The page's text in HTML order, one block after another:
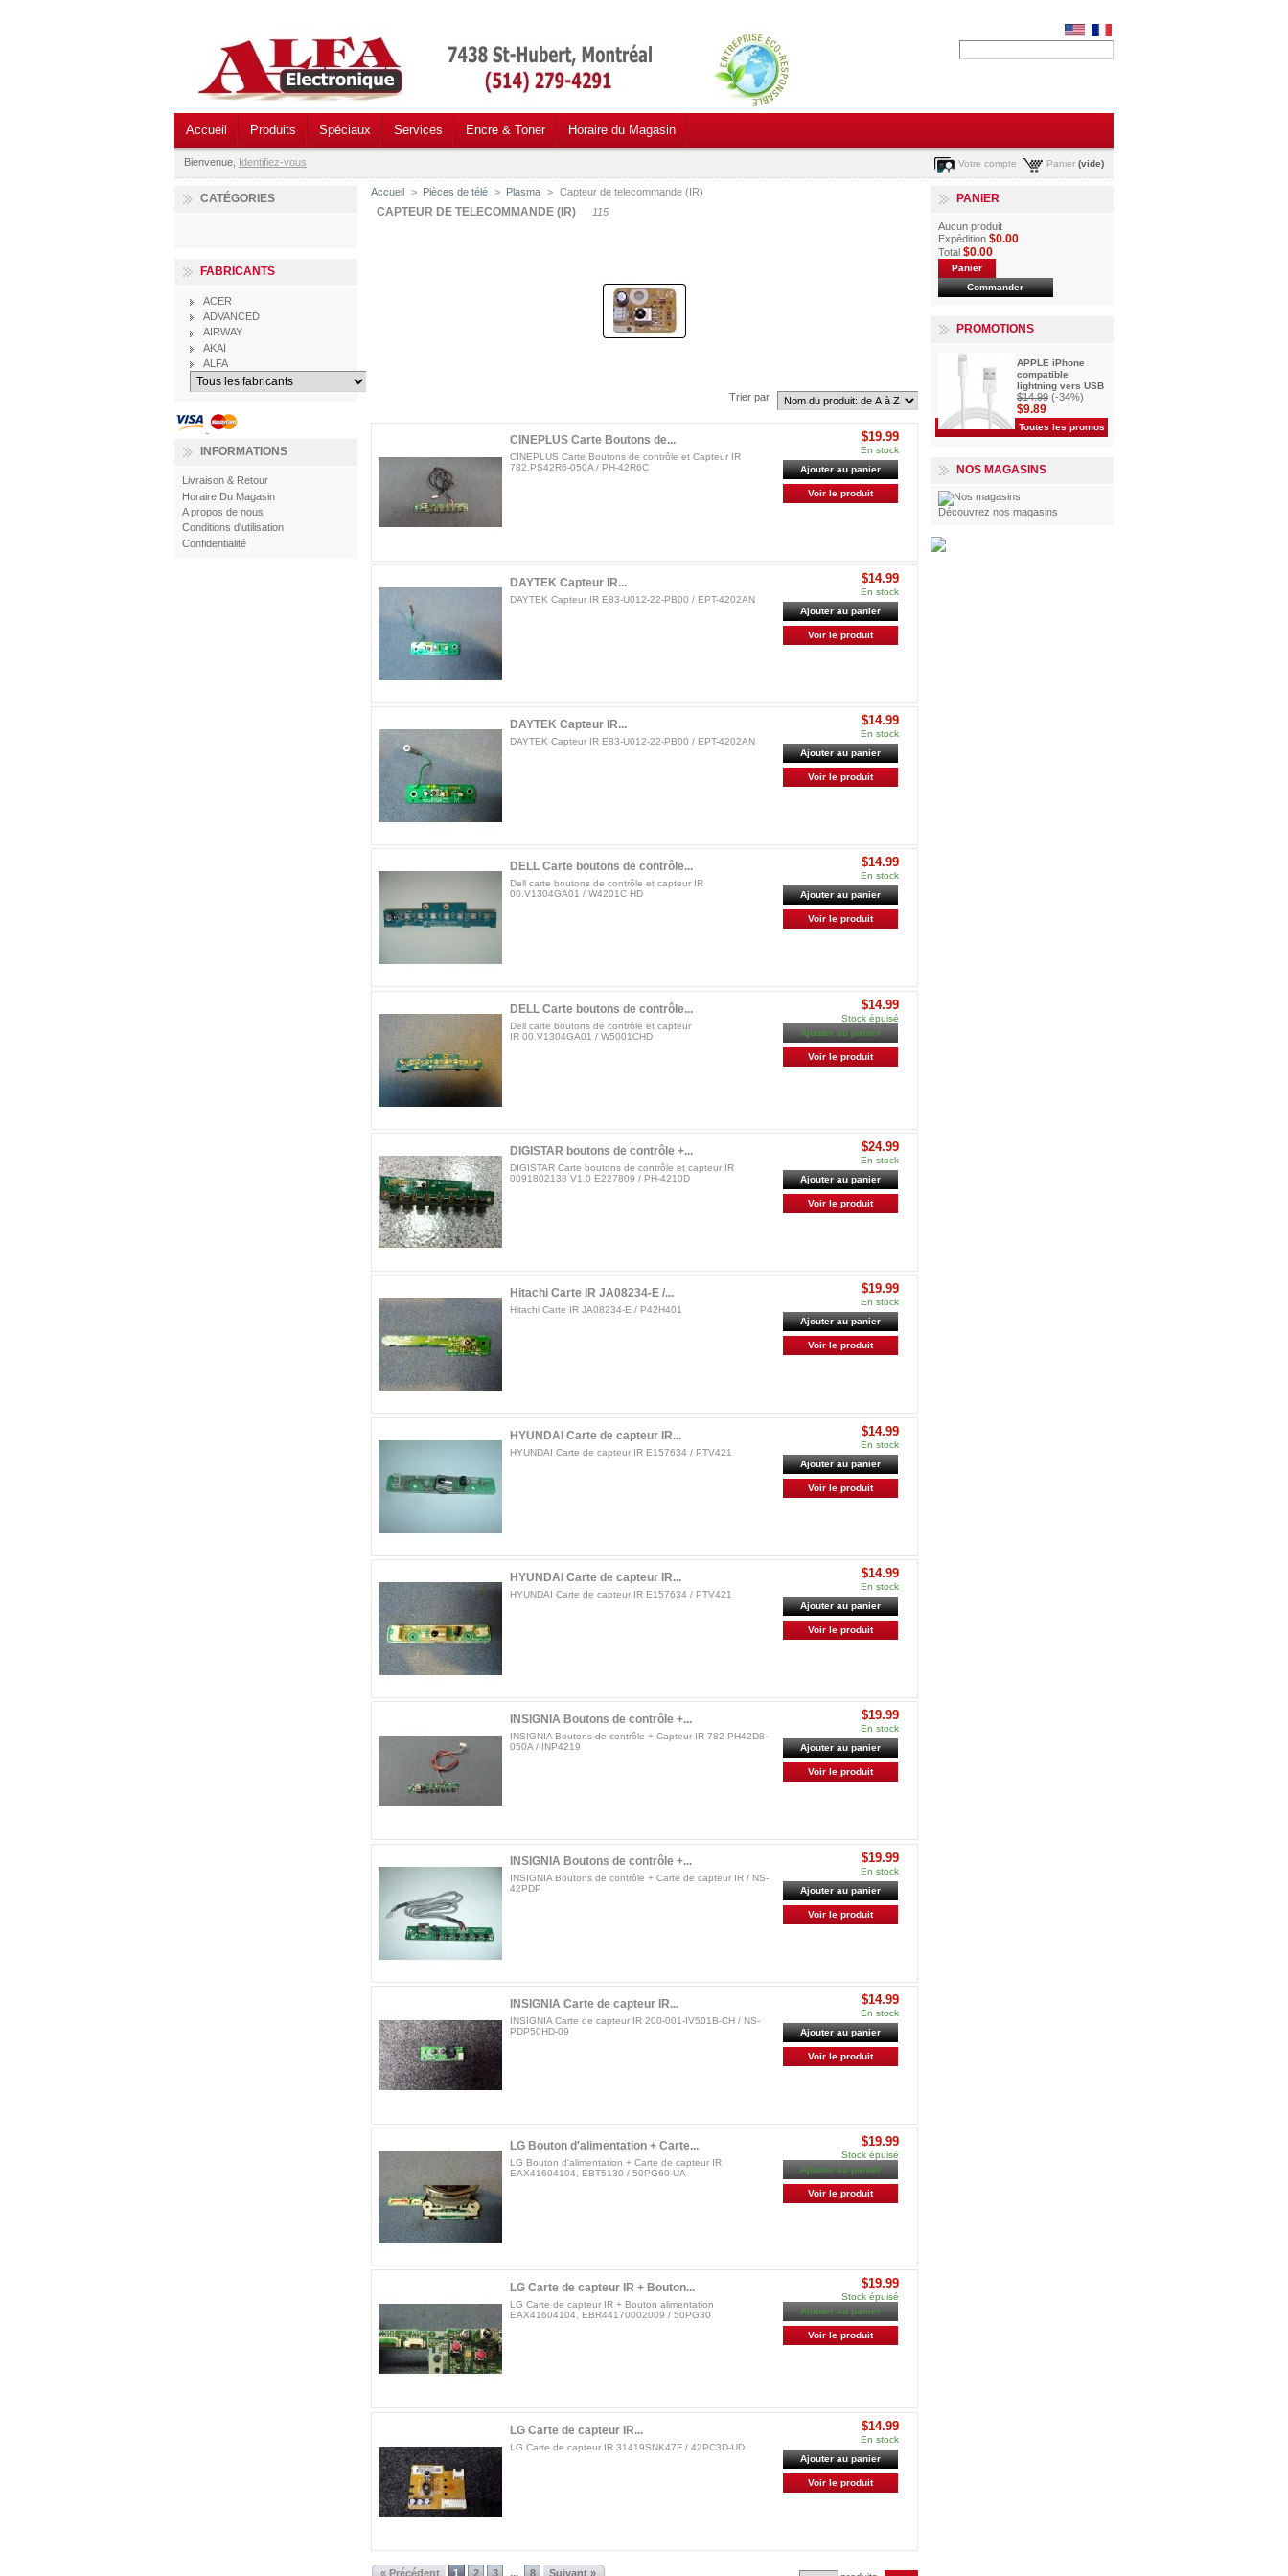
Accueil Produits Spéciaux Services Encre & Toner Horaire du Magasin
Bienvenue, Identifiez-vous Panier (vide)
Votre compte
CATÉGORIES
FABRICANTS
ACER
ADVANCED
AIRWAY
AKAI
ALFA
INFORMATIONS
Livraison & Retour
Horaire Du Magasin
A propos de nous
Conditions d'utilisation
Confidentialité
Accueil > Pièces de télé > Plasma > Capteur de telecommande (IR)
CAPTEUR DE TELECOMMANDE (IR) 115
Trier par
CINEPLUS Carte Boutons de...
CINEPLUS Carte Boutons de contrôle et Capteur IR
782.PS42R6-050A / PH-42R6C
$19.99
En stock
Ajouter au panier
Voir le produit
DAYTEK Capteur IR...
DAYTEK Capteur IR E83-U012-22-PB00 / EPT-4202AN
$14.99
En stock
Ajouter au panier
Voir le produit
DAYTEK Capteur IR...
DAYTEK Capteur IR E83-U012-22-PB00 / EPT-4202AN
$14.99
En stock
Ajouter au panier
Voir le produit
DELL Carte boutons de contrôle...
Dell carte boutons de contrôle et capteur IR
00.V1304GA01 / W4201C HD
$14.99
En stock
Ajouter au panier
Voir le produit
DELL Carte boutons de contrôle...
Dell carte boutons de contrôle et capteur
IR 00.V1304GA01 / W5001CHD
$14.99
Stock épuisé
Ajouter au panier
Voir le produit
DIGISTAR boutons de contrôle +...
DIGISTAR Carte boutons de contrôle et capteur IR
0091802138 V1.0 E227809 / PH-4210D
$24.99
En stock
Ajouter au panier
Voir le produit
Hitachi Carte IR JA08234-E /...
Hitachi Carte IR JA08234-E / P42H401
$19.99
En stock
Ajouter au panier
Voir le produit
HYUNDAI Carte de capteur IR...
HYUNDAI Carte de capteur IR E157634 / PTV421
$14.99
En stock
Ajouter au panier
Voir le produit
HYUNDAI Carte de capteur IR...
HYUNDAI Carte de capteur IR E157634 / PTV421
$14.99
En stock
Ajouter au panier
Voir le produit
INSIGNIA Boutons de contrôle +...
INSIGNIA Boutons de contrôle + Capteur IR 782-PH42D8-
050A / INP4219
$19.99
En stock
Ajouter au panier
Voir le produit
INSIGNIA Boutons de contrôle +...
INSIGNIA Boutons de contrôle + Carte de capteur IR / NS-
42PDP
$19.99
En stock
Ajouter au panier
Voir le produit
INSIGNIA Carte de capteur IR...
INSIGNIA Carte de capteur IR 200-001-IV501B-CH / NS-
PDP50HD-09
$14.99
En stock
Ajouter au panier
Voir le produit
LG Bouton d'alimentation + Carte...
LG Bouton d'alimentation + Carte de capteur IR
EAX41604104, EBT5130 / 50PG60-UA
$19.99
Stock épuisé
Ajouter au panier
Voir le produit
LG Carte de capteur IR + Bouton...
LG Carte de capteur IR + Bouton alimentation
EAX41604104, EBR44170002009 / 50PG30
$19.99
Stock épuisé
Ajouter au panier
Voir le produit
LG Carte de capteur IR...
LG Carte de capteur IR 31419SNK47F / 42PC3D-UD
$14.99
En stock
Ajouter au panier
Voir le produit
« Précédent 1 2 3 ... 8 Suivant »
PANIER
Aucun produit
Expédition $0.00
Total $0.00
Panier
Commander
PROMOTIONS
APPLE iPhone
compatible
lightning vers USB
$14.99 (-34%)
$9.89
Toutes les promos
NOS MAGASINS
Découvrez nos magasins